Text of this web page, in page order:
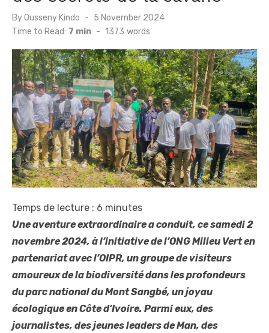
ByOusseny Kindo
Posted
5 November 2024
Time to Read: 7 min - 1373 words
Temps de lecture : 6 minutes
Une aventure extraordinaire a conduit, ce samedi 2
novembre 2024, à l’initiative de l’ONG Milieu Vert en
partenariat avec l’OIPR, un groupe de visiteurs
amoureux de la biodiversité dans les profondeurs
du parc national du Mont Sangbé, un joyau
écologique en Côte d’Ivoire. Parmi eux, des
journalistes, des jeunes leaders de Man, des